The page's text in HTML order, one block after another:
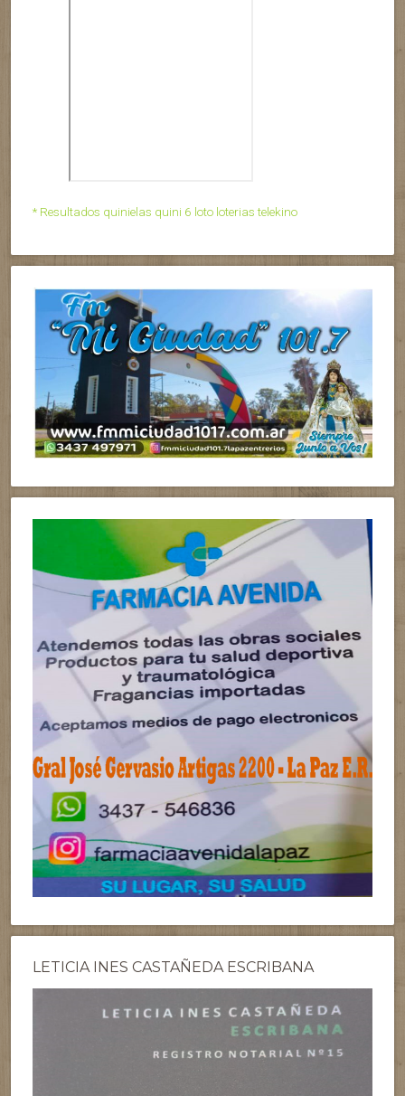
* Resultados quinielas quini 6 loto loterias telekino
LETICIA INES CASTAÑEDA ESCRIBANA